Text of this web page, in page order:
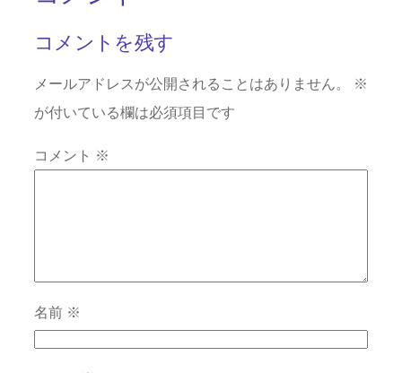
コメントを残す
メールアドレスが公開されることはありません。
※
が付いている欄は必須項目です
コメント ※
名前 ※